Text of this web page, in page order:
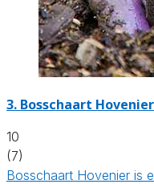
3. Bosschaart Hovenier
10
(7)
Bosschaart Hovenier is